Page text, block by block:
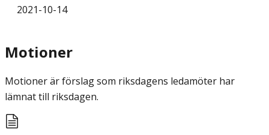
2021-10-14
Motioner
Motioner är förslag som riksdagens ledamöter har
lämnat till riksdagen.